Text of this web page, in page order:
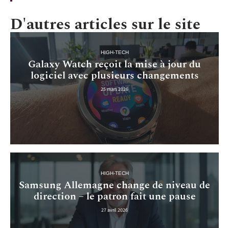
D'autres articles sur le site
HIGH-TECH
Galaxy Watch reçoit la mise à jour du
logiciel avec plusieurs changements
25 mars 2026
HIGH-TECH
Samsung Allemagne change de niveau de
direction – le patron fait une pause
27 avril 2026